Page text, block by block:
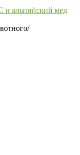
и альпийский мед